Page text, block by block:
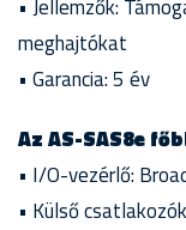
• Jellemzők:
meghajtókat
• Garancia: 5 év
Az AS-SAS8e
• I/O-vezérlő:
• Külső